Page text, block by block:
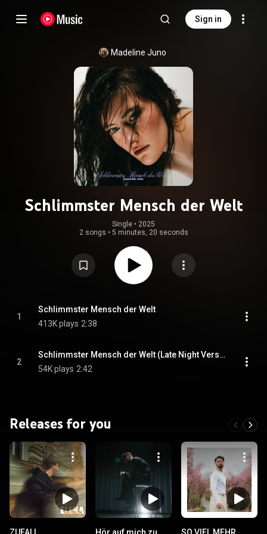
Sign in
Madeline Juno
Schlimmster Mensch der Welt
Single • 2025
2 songs • 5 minutes, 20 seconds
1
Schlimmster Mensch der Welt
413K plays 2:38
2
Schlimmster Mensch der Welt (Late Night Version)
54K plays 2:42
Releases for you